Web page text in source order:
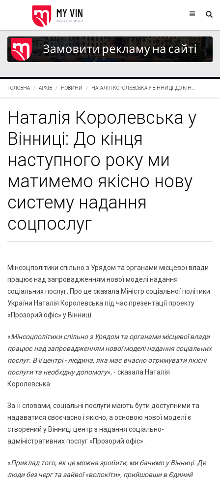
ГОЛОВНА АРХІВ НОВИНИ НАТАЛІЯ КОРОЛЕВСЬКА У ВІННИЦІ: ДО КІН...
Наталія Королевська у
Вінниці: До кінця
наступного року ми
матимемо якісно нову
систему надання
соцпослуг
Мінсоцполітики спільно з Урядом та органами місцевої влади
працює над запровадженням нової моделі надання
соціальних послуг. Про це сказала Міністр соціальної політики
України Наталія Королевська під час презентації проекту
«Прозорий офіс» у Вінниці.
«Мінсоцполітики спільно з Урядом та органами місцевої влади
працює над запровадженням нової моделі надання соціальних
послуг. В її центрі - людина, яка має вчасно отримувати якісні
послуги та необхідну допомогу», - сказала Наталія
Королевська.
За її словами, соціальні послуги мають бути доступними та
надаватися своєчасно і якісно, а основою нової моделі є
створений у Вінниці центр з надання соціально-
адміністративних послуг «Прозорий офіс».
«Приклад того, як це можна зробити, ми бачимо у Вінниці. Де
люди без черг та зайвої «волокіти», прийшовши в Єдиний